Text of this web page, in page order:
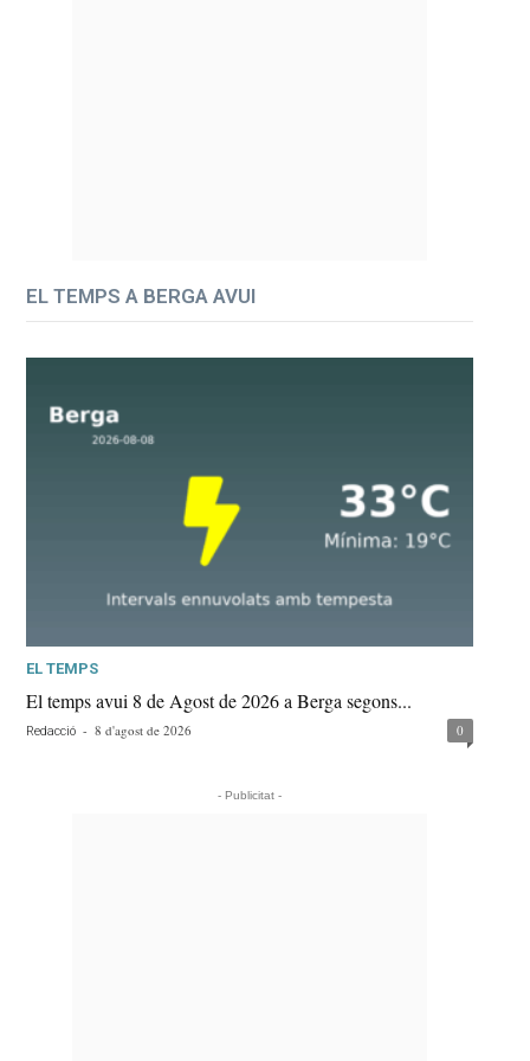
EL TEMPS A BERGA AVUI
EL TEMPS
El temps avui 8 de Agost de 2026 a Berga segons...
Redacció - 8 d'agost de 2026 0
- Publicitat -